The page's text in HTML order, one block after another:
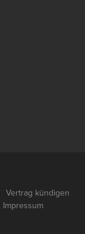
Vertrag kündigen
Impressum